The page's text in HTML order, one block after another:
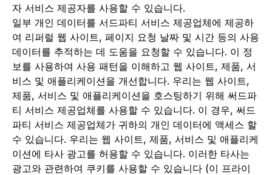
자 서비스 제공자를 사용할 수 있습니다.
일부 개인 데이터를 서드파티 서비스 제공업체에 제공하
여 리퍼럴 웹 사이트, 페이지 요청 날짜 및 시간 등의 사용
데이터를 추적하는 데 도움을 요청할 수 있습니다. 이 정
보를 사용하여 사용 패턴을 이해하고 웹 사이트, 제품, 서
비스 및 애플리케이션을 개선합니다. 우리는 웹 사이트,
제품, 서비스 및 애플리케이션을 호스팅하기 위해 써드파
티 서비스 제공업체를 사용할 수 있습니다. 이 경우, 써드
파티 서비스 제공업체가 귀하의 개인 데이터에 액세스 할
수 있습니다. 우리는 웹 사이트, 제품, 서비스 및 애플리케
이션에 타사 광고를 허용할 수 있습니다. 이러한 타사는
광고와 관련하여 쿠키를 사용할 수 있습니다 (이 프라이